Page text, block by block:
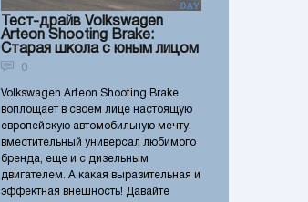
Тест-драйв Volkswagen
Arteon Shooting Brake:
Старая школа с юным лицом
0
Volkswagen Arteon Shooting Brake
воплощает в своем лице настоящую
европейскую автомобильную мечту:
вместительный универсал любимого
бренда, еще и с дизельным
двигателем. А какая выразительная и
эффектная внешность! Давайте